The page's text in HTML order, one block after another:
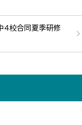
校合同夏季研修